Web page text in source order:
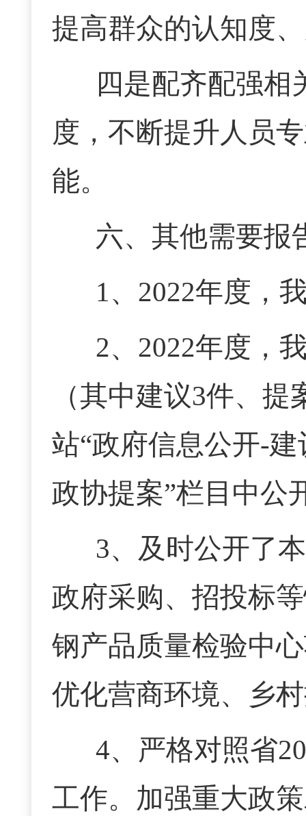
提高群众的认知度
四是配齐配强相
度，不断提升人员
能。
六、其他需要报
1、2022年度，
2、2022年度，
（其中建议3件、提
站“政府信息公开-
政协提案”栏目中公
3、及时公开了
政府采购、招投标
钢产品质量检验中
优化营商环境、乡
4、严格对照省
工作。加强重大政